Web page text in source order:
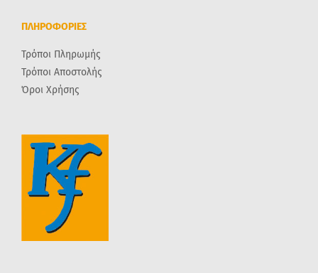
ΠΛΗΡΟΦΟΡΙΕΣ
Τρόποι Πληρωμής
Τρόποι Αποστολής
Όροι Χρήσης